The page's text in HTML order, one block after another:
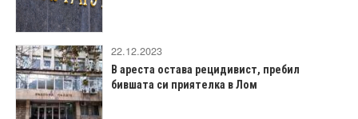
22.12.2023
В ареста остава рецидивист, пребил
бившата си приятелка в Лом